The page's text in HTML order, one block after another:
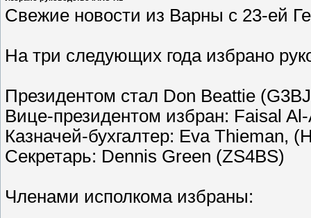
Свежие новости из Варны с 23-ей
На три следующих года избрано
Президентом стал Don Beattie
Вице-президентом избран: Faisal
Казначей-бухгалтер: Eva Thieman,
Секретарь: Dennis Green (ZS4BS)
Членами исполкома избраны: